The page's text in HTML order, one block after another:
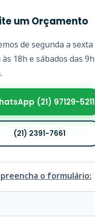
um Orçamento
de segunda a sexta
às 18h e sábados das 9h
(21) 97129-5211
(21) 2391-7661
o formulário: